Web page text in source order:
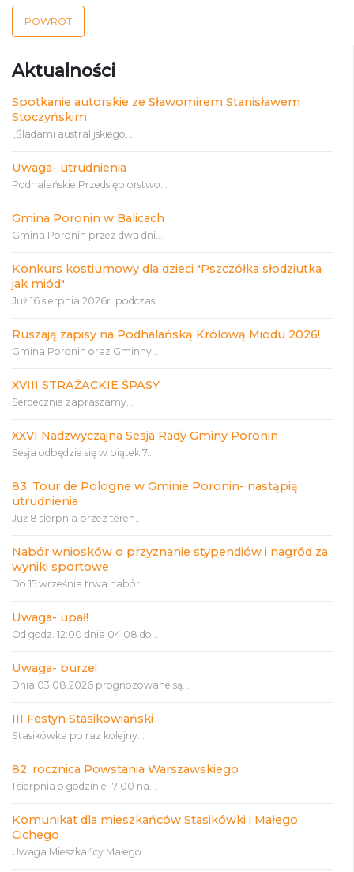
Aktualności
Spotkanie autorskie ze Sławomirem Stanisławem
Stoczyńskim
„Śladami australijskiego...
Uwaga- utrudnienia
Podhalańskie Przedsiębiorstwo...
Gmina Poronin w Balicach
Gmina Poronin przez dwa dni...
Konkurs kostiumowy dla dzieci "Pszczółka słodziutka
jak miód"
Już 16 sierpnia 2026r. podczas...
Ruszają zapisy na Podhalańską Królową Miodu 2026!
Gmina Poronin oraz Gminny...
XVIII STRAŻACKIE ŚPASY
Serdecznie zapraszamy...
XXVI Nadzwyczajna Sesja Rady Gminy Poronin
Sesja odbędzie się w piątek 7...
83. Tour de Pologne w Gminie Poronin- nastąpią
utrudnienia
Już 8 sierpnia przez teren...
Nabór wniosków o przyznanie stypendiów i nagród za
wyniki sportowe
Do 15 września trwa nabór...
Uwaga- upał!
Od godz. 12:00 dnia 04.08 do...
Uwaga- burze!
Dnia 03.08.2026 prognozowane są...
III Festyn Stasikowiański
Stasikówka po raz kolejny...
82. rocznica Powstania Warszawskiego
1 sierpnia o godzinie 17:00 na...
Komunikat dla mieszkańców Stasikówki i Małego
Cichego
Uwaga Mieszkańcy Małego...
POWRÓT